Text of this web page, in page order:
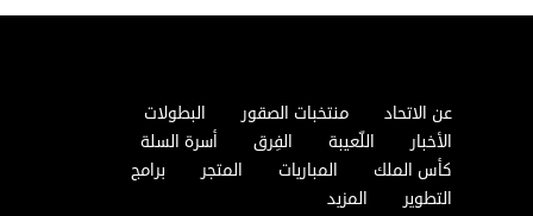
عن الاتحاد منتخبات الصقور
البطولات
الأخبار
اللّعيبة الفِرق
أسرة السلة
كأس الملك
المباريات المتجر
برامج
التطوير
المزيد